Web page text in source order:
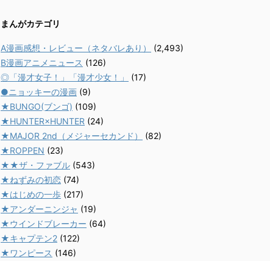
まんがカテゴリ
A漫画感想・レビュー（ネタバレあり）
(2,493)
B漫画アニメニュース (126)
◎「漫才女子！」「漫才少女！」
(17)
●ニョッキーの漫画 (9)
★BUNGO(ブンゴ) (109)
★HUNTER×HUNTER (24)
★MAJOR 2nd（メジャーセカンド）
(82)
★ROPPEN (23)
★★ザ・ファブル (543)
★ねずみの初恋 (74)
★はじめの一歩 (217)
★アンダーニンジャ (19)
★ウインドブレーカー (64)
★キャプテン2 (122)
★ワンピース (146)